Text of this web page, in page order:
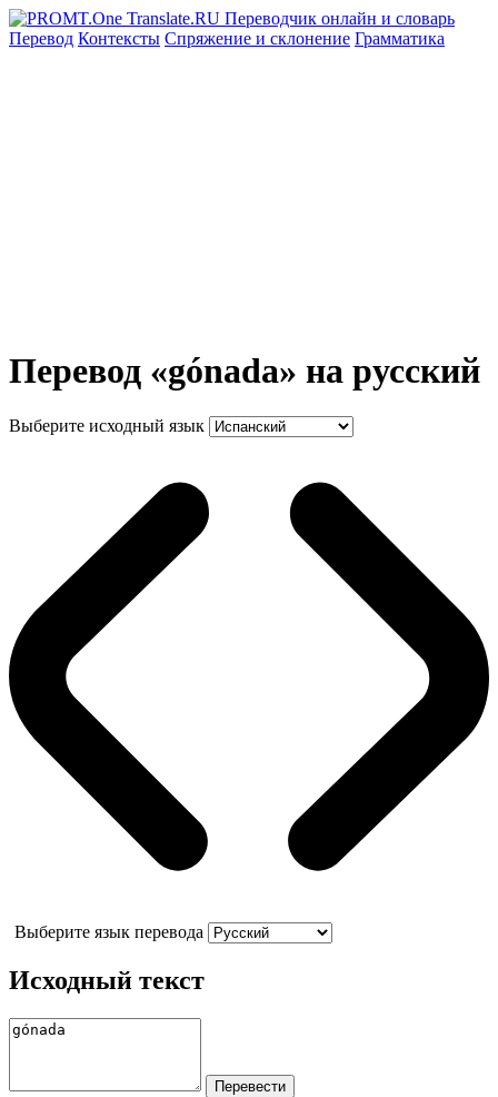
Перевод Контексты Спряжение и склонение Грамматика
Перевод «gónada» на русский
Выберите исходный язык
Выберите язык перевода
Исходный текст